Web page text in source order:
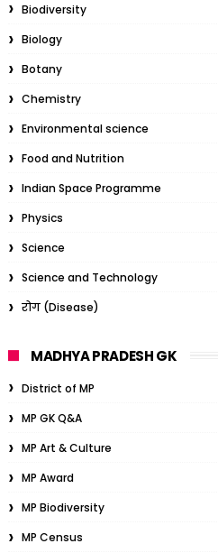
Biodiversity
Biology
Botany
Chemistry
Environmental science
Food and Nutrition
Indian Space Programme
Physics
Science
Science and Technology
रोग (Disease)
MADHYA PRADESH GK
District of MP
MP GK Q&A
MP Art & Culture
MP Award
MP Biodiversity
MP Census